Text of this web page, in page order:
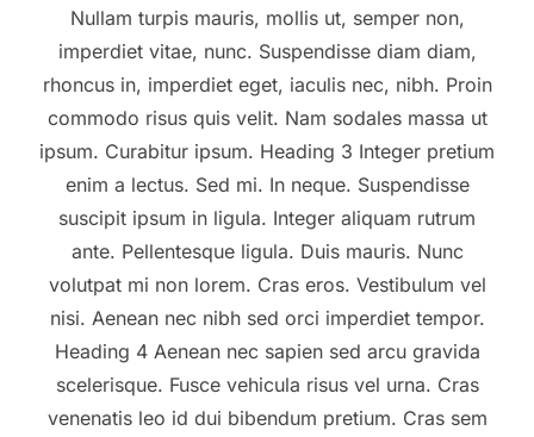
Nullam turpis mauris, mollis ut, semper non,
imperdiet vitae, nunc. Suspendisse diam diam,
rhoncus in, imperdiet eget, iaculis nec, nibh. Proin
commodo risus quis velit. Nam sodales massa ut
ipsum. Curabitur ipsum. Heading 3 Integer pretium
enim a lectus. Sed mi. In neque. Suspendisse
suscipit ipsum in ligula. Integer aliquam rutrum
ante. Pellentesque ligula. Duis mauris. Nunc
volutpat mi non lorem. Cras eros. Vestibulum vel
nisi. Aenean nec nibh sed orci imperdiet tempor.
Heading 4 Aenean nec sapien sed arcu gravida
scelerisque. Fusce vehicula risus vel urna. Cras
venenatis leo id dui bibendum pretium. Cras sem